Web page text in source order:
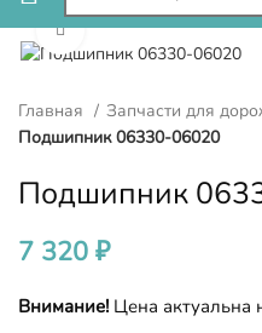
Нажмите, чтобы
Главная
Запчасти для
Подшипник 06330-06020
Подшипник
7 320 ₽
Внимание! Цена актуальна